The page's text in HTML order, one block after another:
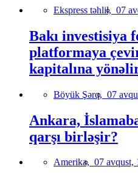
Ekspress təhlil, 07
Bakı investisiya
platformaya
kapitalına
Böyük Şərq, 07
Ankara,
qarşı birləşir?
Amerika, 07 avqust,